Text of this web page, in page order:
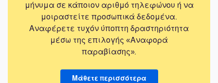
μήνυμα σε κάποιον αριθμό τηλεφώνου ή να
μοιραστείτε προσωπικά δεδομένα.
Αναφέρετε τυχόν ύποπτη δραστηριότητα
μέσω της επιλογής «Αναφορά
παραβίασης».
Μάθετε περισσότερα